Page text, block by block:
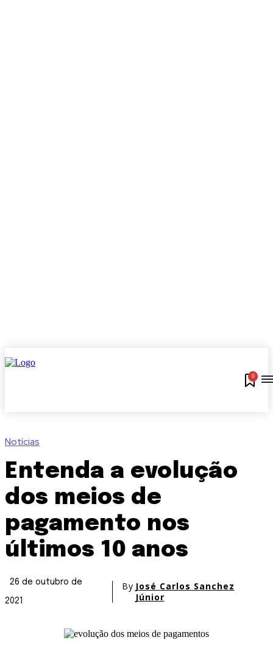
0
Notícias
Entenda a evolução
dos meios de
pagamento nos
últimos 10 anos
26 de outubro de
2021
By José Carlos Sanchez
Júnior